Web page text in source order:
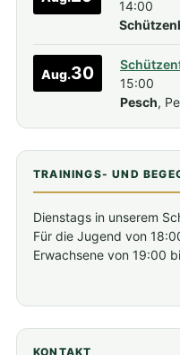
14:00
Aug.30
15:00
Pesch,
TRAININGS- UND
Dienstags in unserem
Für die Jugend von
Erwachsene von 19:00
KONTAKT